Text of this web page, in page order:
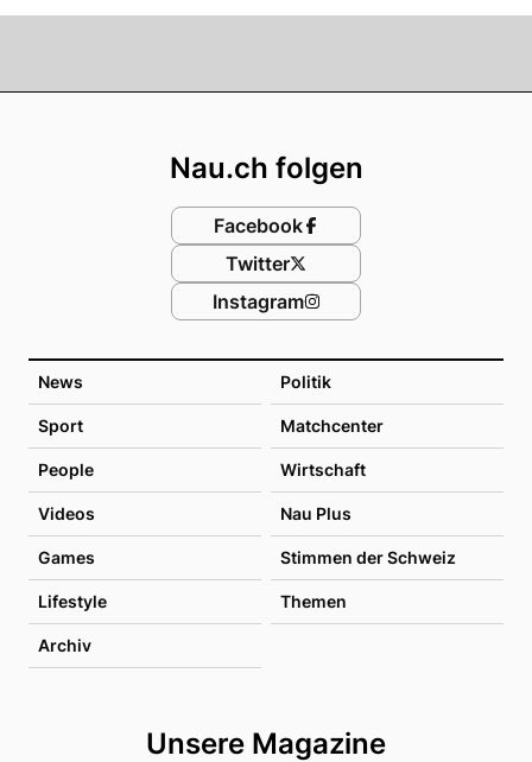
News Politik
Sport Matchcenter
People Wirtschaft
Videos Nau Plus
Games Stimmen der Schweiz
Lifestyle Themen
Archiv
Unsere Magazine
Nau.ch folgen
Facebook
Twitter
Instagram